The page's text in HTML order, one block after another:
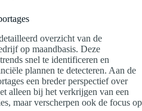
overzicht van de
op maandbasis. Deze
snel te identificeren en
plannen te detecteren. Aan de
een breder perspectief over
alleen bij het verkrijgen van een
maar verscherpen ook de focus op